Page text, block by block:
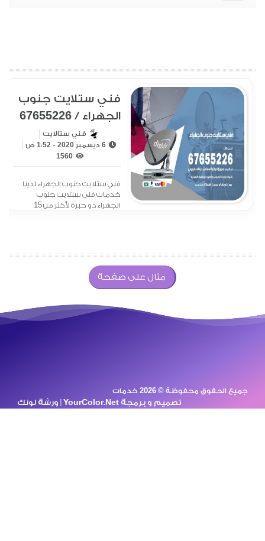
فني ستلايت جنوب
الجهراء / 67655226
/ فني ستلايت
هندي جنوب
فني ستالايت
6 ديسمبر 2020 - 1:52 ص
فني ستلايت جنوب الجهراء لدينا
خدمات فني ستلايت جنوب
الجهراء ذو خبرة لأكثر من 15
عالية مع الكفالة وفي وقت
بسيط، فلا تترددوا بالتواصل معنا
في حال رغبتك بالحصول على أي
من خدمات[ .. ]
مثال على صفحة
جميع الحقوق محفوظة © 2026 خدمات
تصميم و برمجة YourColor.Net | ورشة لونك